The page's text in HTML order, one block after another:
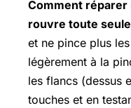
Comment
rouvre toute
et ne pince plus
légèrement à la
les flancs (dessus
touches et en